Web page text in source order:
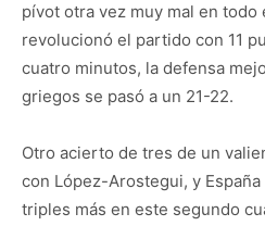
pívot otra vez muy mal en todo
revolucionó el partido con 11
cuatro minutos, la defensa
griegos se pasó a un 21-22.
Otro acierto de tres de un
con López-Arostegui, y
triples más en este segundo